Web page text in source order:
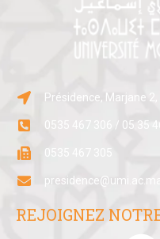
Présidence, Marjane
0535 467 306 / 05 35
0535 467 305
presidence@umi.ac.ma
REJOIGNEZ